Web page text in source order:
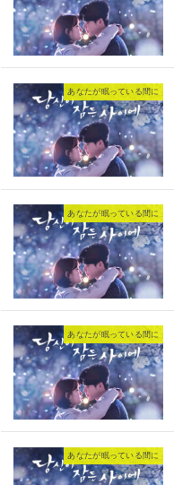
あなたが眠っている間に
あなたが眠っている間に
あなたが眠っている間に
あなたが眠っている間に